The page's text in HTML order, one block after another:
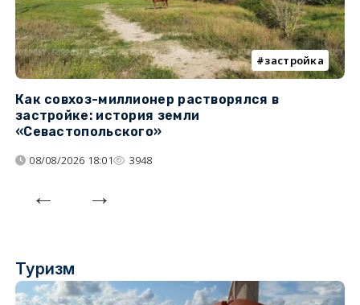
застройка
Как совхоз-миллионер растворялся в
застройке: история земли
«Севастопольского»
08/08/2026 18:01 3948
Туризм